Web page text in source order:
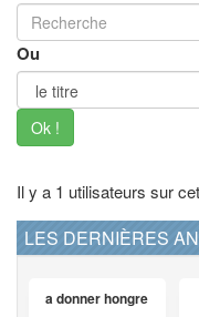
Ou
Ok !
Il y a 1 utilisateurs sur
LES DERNIÈRES
a donner hongre